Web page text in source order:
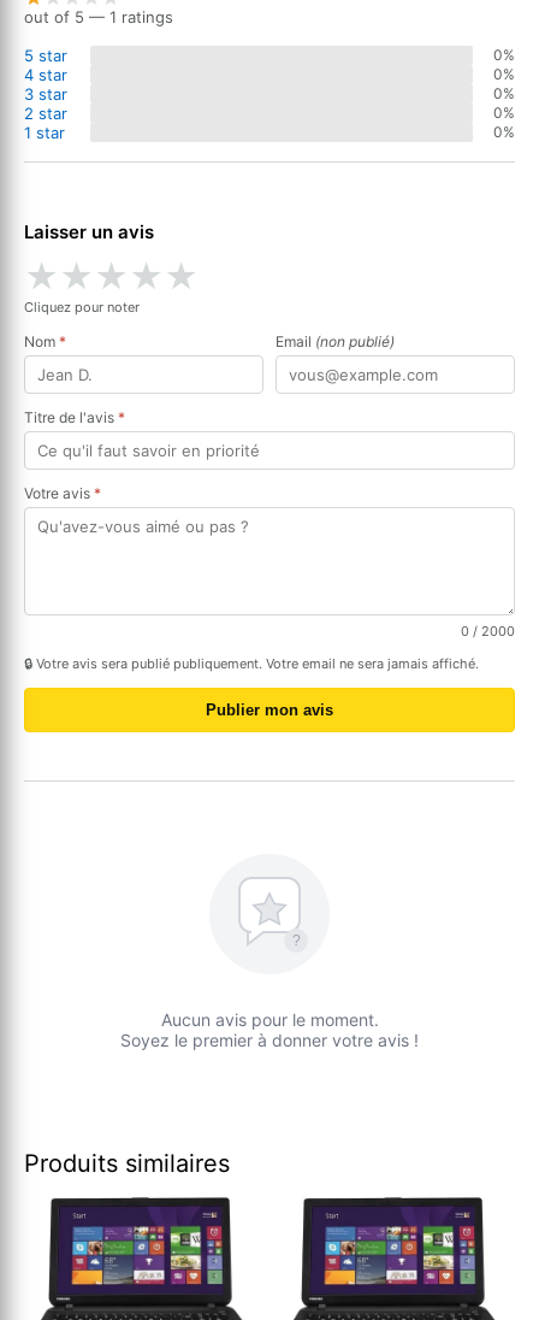
out of 5 — 1 ratings
5 star
0%
4 star 0%
3 star 0%
2 star 0%
1 star 0%
Laisser un avis
★★★★★
Cliquez pour noter
Nom * Email (non publié)
Titre de l'avis *
Votre avis *
0 / 2000
🔒 Votre avis sera publié publiquement. Votre email ne sera jamais affiché.
Publier mon avis
?
Aucun avis pour le moment.
Soyez le premier à donner votre avis !
Produits similaires